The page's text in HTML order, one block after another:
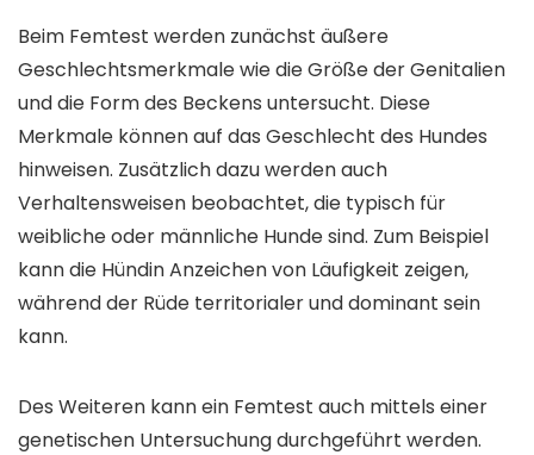
Beim Femtest werden zunächst äußere
Geschlechtsmerkmale wie die Größe der Genitalien
und die Form des Beckens untersucht. Diese
Merkmale können auf das Geschlecht des Hundes
hinweisen. Zusätzlich dazu werden auch
Verhaltensweisen beobachtet, die typisch für
weibliche oder männliche Hunde sind. Zum Beispiel
kann die Hündin Anzeichen von Läufigkeit zeigen,
während der Rüde territorialer und dominant sein
kann.
Des Weiteren kann ein Femtest auch mittels einer
genetischen Untersuchung durchgeführt werden.